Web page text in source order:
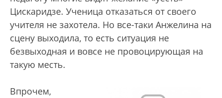
Цискаридзе. Ученица отказаться от своего
учителя не захотела. Но все-таки Анжелина на
сцену выходила, то есть ситуация не
безвыходная и вовсе не провоцирующая на
такую месть.
Впрочем,